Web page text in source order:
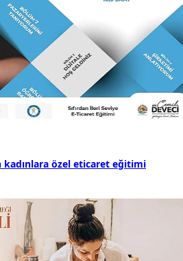
kadınlara özel eticaret eğitimi